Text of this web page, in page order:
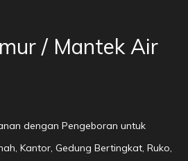
/ Mantek Air
dengan Pengeboran untuk
Kantor, Gedung Bertingkat, Ruko,